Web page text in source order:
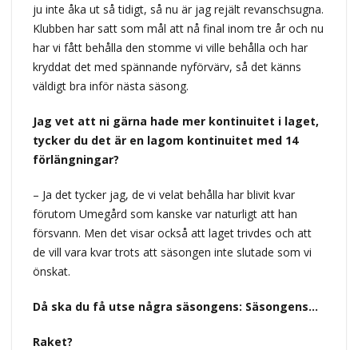
ju inte åka ut så tidigt, så nu är jag rejält revanschsugna.
Klubben har satt som mål att nå final inom tre år och nu
har vi fått behålla den stomme vi ville behålla och har
kryddat det med spännande nyförvärv, så det känns
väldigt bra inför nästa säsong.
Jag vet att ni gärna hade mer kontinuitet i laget,
tycker du det är en lagom kontinuitet med 14
förlängningar?
– Ja det tycker jag, de vi velat behålla har blivit kvar
förutom Umegård som kanske var naturligt att han
försvann. Men det visar också att laget trivdes och att
de vill vara kvar trots att säsongen inte slutade som vi
önskat.
Då ska du få utse några säsongens: Säsongens…
Raket?